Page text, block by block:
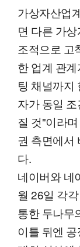
가상자산업
면 다른 가
조적으로 고
한 업계 관
팅 채널까지
자가 동일
질 것"이라
권 측면에서
다.
네이버와 네
월 26일 각
통한 두나무
이틀 뒤엔